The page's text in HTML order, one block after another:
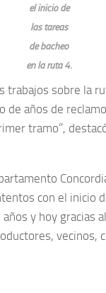
el inicio de
las tareas
de bacheo
en la ruta 4.
trabajos sobre la
de años de
tramo”,
con el inicio
y hoy gracias
vecinos,